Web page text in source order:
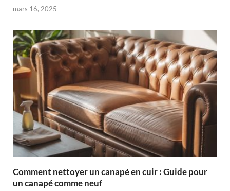
mars 16, 2025
Comment nettoyer un canapé en cuir : Guide pour
un canapé comme neuf